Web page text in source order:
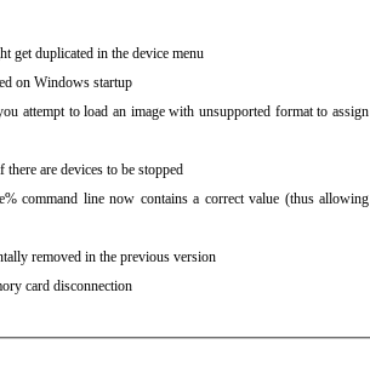
get duplicated in the device menu
on Windows startup
attempt to load an image with unsupported format to assign
are devices to be stopped
command line now contains a correct value (thus allowing
removed in the previous version
card disconnection